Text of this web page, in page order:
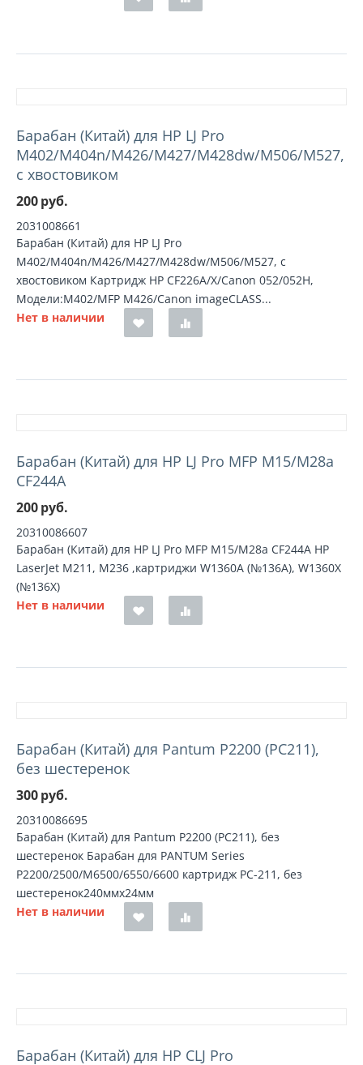
Барабан (Китай) для HP LJ Pro
M402/M404n/M426/M427/M428dw/M506/M527,
с хвостовиком
200руб.
2031008661
Барабан (Китай) для HP LJ Pro
M402/M404n/M426/M427/M428dw/M506/M527, с
хвостовиком Картридж HP CF226A/X/Canon 052/052H,
Модели:M402/MFP M426/Canon imageCLASS...
Нет в наличии
Барабан (Китай) для HP LJ Pro MFP M15/M28a
CF244A
200руб.
20310086607
Барабан (Китай) для HP LJ Pro MFP M15/M28a CF244A HP
LaserJet M211, M236 ,картриджи W1360A (№136A), W1360X
(№136X)
Нет в наличии
Барабан (Китай) для Pantum P2200 (PC211),
без шестеренок
300руб.
20310086695
Барабан (Китай) для Pantum P2200 (PC211), без
шестеренок Барабан для PANTUM Series
P2200/2500/M6500/6550/6600 картридж PC-211, без
шестеренок240ммх24мм
Нет в наличии
Барабан (Китай) для HP CLJ Pro